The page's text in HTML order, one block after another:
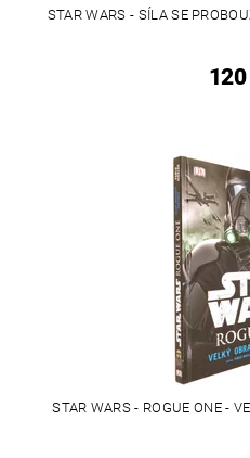
STAR WARS - SÍLA SE
STAR WARS - ROGUE ONE -